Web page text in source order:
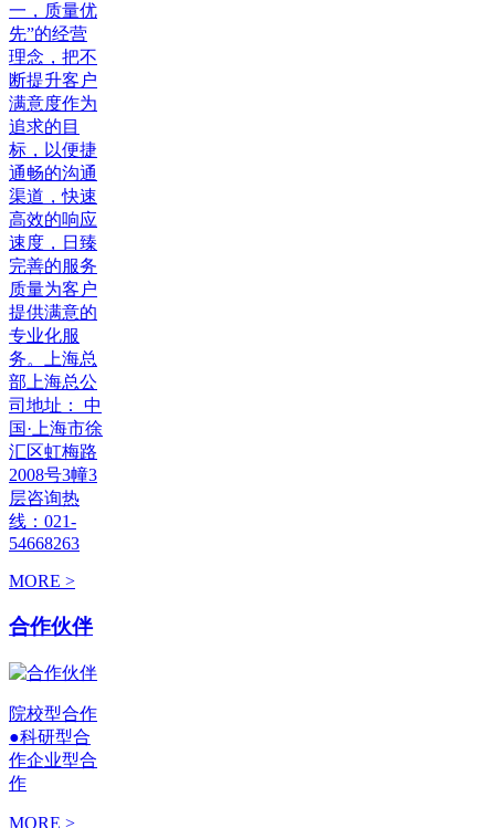
一，质量优
先”的经营
理念，把不
断提升客户
满意度作为
追求的目
标，以便捷
通畅的沟通
渠道，快速
高效的响应
速度，日臻
完善的服务
质量为客户
提供满意的
专业化服
务。上海总
部上海总公
司地址： 中
国·上海市徐
汇区虹梅路
2008号3幢3
层咨询热
线：021-
54668263
MORE >
合作伙伴
院校型合作
●科研型合
作企业型合
作
MORE >